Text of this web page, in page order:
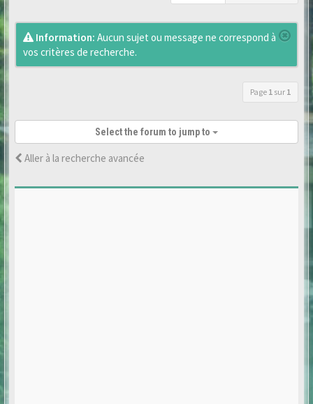
Information: Aucun sujet ou message ne correspond à
vos critères de recherche.
Page 1 sur 1
Select the forum to jump to
Aller à la recherche avancée